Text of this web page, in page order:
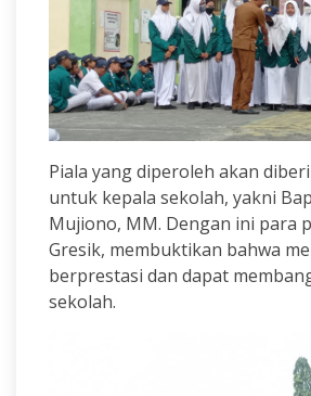
Piala yang diperoleh akan
untuk kepala sekolah, yakni
Mujiono, MM. Dengan ini para
Gresik, membuktikan bahwa
berprestasi dan dapat
sekolah.